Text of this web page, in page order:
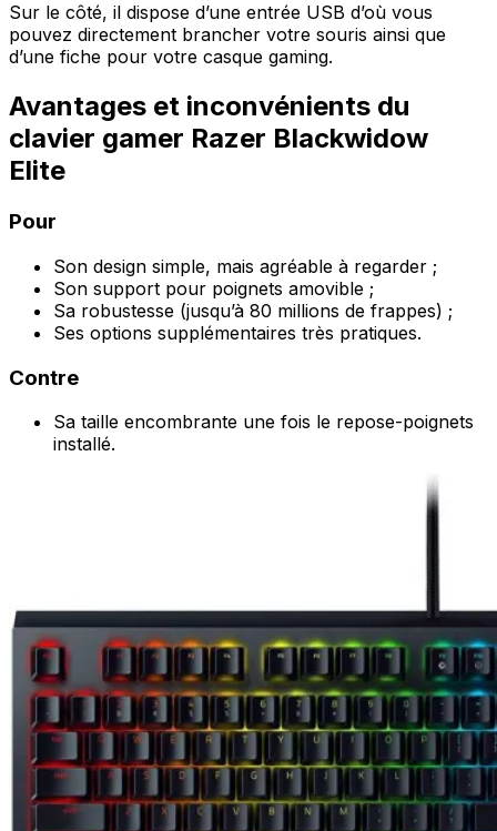
Sur le côté, il dispose d’une entrée USB d’où vous
pouvez directement brancher votre souris ainsi que
d’une fiche pour votre casque gaming.
Avantages et inconvénients du
clavier gamer Razer Blackwidow
Elite
Pour
Son design simple, mais agréable à regarder ;
Son support pour poignets amovible ;
Sa robustesse (jusqu’à 80 millions de frappes) ;
Ses options supplémentaires très pratiques.
Contre
Sa taille encombrante une fois le repose-poignets
installé.